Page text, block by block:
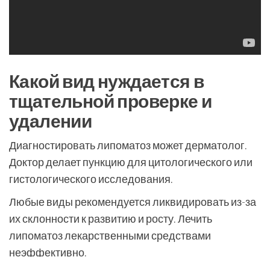
Какой вид нуждается в
тщательной проверке и
удалении
Диагностировать липоматоз может дерматолог.
Доктор делает пункцию для цитологического или
гистологического исследования.
Любые виды рекомендуется ликвидировать из-за
их склонности к развитию и росту. Лечить
липоматоз лекарственными средствами
неэффективно.